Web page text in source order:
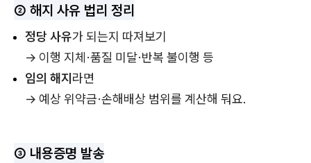
② 해지 사유 법리 정리
정당 사유가 되는지 따져보기
→ 이행 지체·품질 미달·반복 불이행 등
임의 해지라면
→ 예상 위약금·손해배상 범위를 계산해 둬요.
③ 내용증명 발송